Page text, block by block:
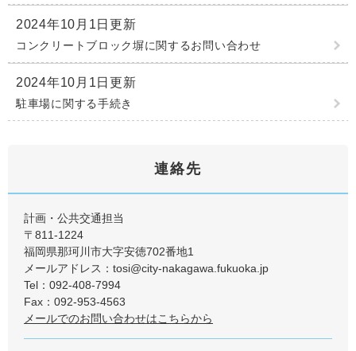
2024年10月1日更新
コンクリートブロック塀に関するお問い合わせ
2024年10月1日更新
駐車場に関する手続き
連絡先
計画・公共交通担当
〒811-1224
福岡県那珂川市大字安徳702番地1
メールアドレス：tosi@city-nakagawa.fukuoka.jp
Tel：092-408-7994
Fax：092-953-4563
メールでのお問い合わせはこちらから